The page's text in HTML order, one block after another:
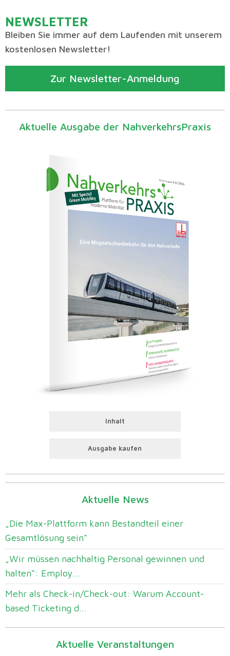
NEWSLETTER
Bleiben Sie immer auf dem Laufenden mit unserem
kostenlosen Newsletter!
Zur Newsletter-Anmeldung
Aktuelle Ausgabe der NahverkehrsPraxis
Inhalt
Ausgabe kaufen
Aktuelle News
„Die Max-Plattform kann Bestandteil einer
Gesamtlösung sein“
„Wir müssen nachhaltig Personal gewinnen und
halten“: Employ...
Mehr als Check-in/Check-out: Warum Account-
based Ticketing d...
Aktuelle Veranstaltungen